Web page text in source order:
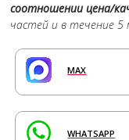
соотношении цена/
частей и в течение
MAX
WHATSAPP